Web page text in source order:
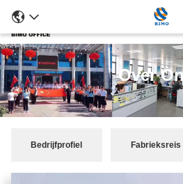
Over
Bedrijfprofiel Fabrieksreis